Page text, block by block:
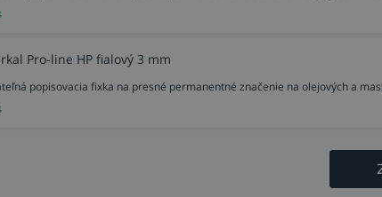
Pro-line HP fialový 3 mm
popisovacia fixka na presné permanentné značenie na olejových a